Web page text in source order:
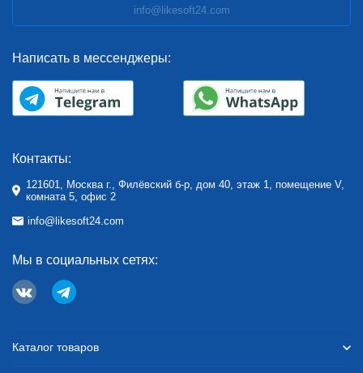
info@likesoft24.com
Написать в мессенджеры:
Контакты:
121601, Москва г., Филёвский б-р, дом 40, этаж 1, помещение V,
комната 5, офис 2
info@likesoft24.com
Мы в социальных сетях:
Каталог товаров